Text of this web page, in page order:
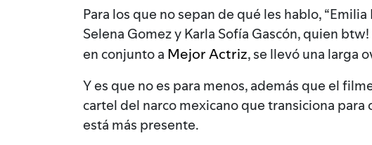
Para los que no sepan de qué les hablo,
Selena Gomez y Karla Sofía Gascón, quien
en conjunto a Mejor Actriz, se llevó una larga
Y es que no es para menos, además que el
cartel del narco mexicano que transiciona
está más presente.